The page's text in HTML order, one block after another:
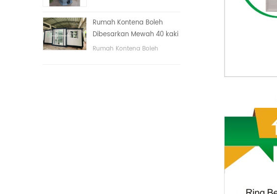
Rumah Kontena Boleh
Dibesarkan Mewah 40 kaki
Dengan Tiga Bilik Tidur
Rumah Kontena Boleh